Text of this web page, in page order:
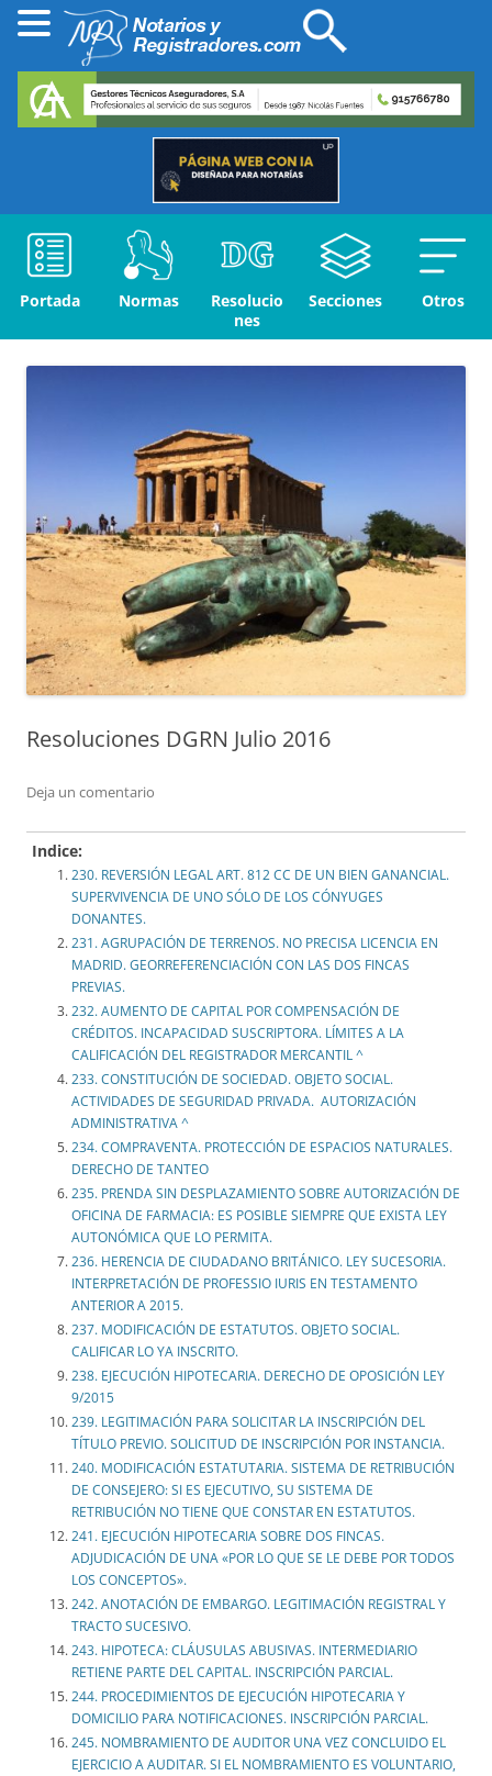
Portada Normas
Resolucio
nes
Secciones Otros
Resoluciones DGRN Julio 2016
Deja un comentario
Indice:
230. REVERSIÓN LEGAL ART. 812 CC DE UN BIEN GANANCIAL.
SUPERVIVENCIA DE UNO SÓLO DE LOS CÓNYUGES
DONANTES.
231. AGRUPACIÓN DE TERRENOS. NO PRECISA LICENCIA EN
MADRID. GEORREFERENCIACIÓN CON LAS DOS FINCAS
PREVIAS.
232. AUMENTO DE CAPITAL POR COMPENSACIÓN DE
CRÉDITOS. INCAPACIDAD SUSCRIPTORA. LÍMITES A LA
CALIFICACIÓN DEL REGISTRADOR MERCANTIL ^
233. CONSTITUCIÓN DE SOCIEDAD. OBJETO SOCIAL.
ACTIVIDADES DE SEGURIDAD PRIVADA. AUTORIZACIÓN
ADMINISTRATIVA ^
234. COMPRAVENTA. PROTECCIÓN DE ESPACIOS NATURALES.
DERECHO DE TANTEO
235. PRENDA SIN DESPLAZAMIENTO SOBRE AUTORIZACIÓN DE
OFICINA DE FARMACIA: ES POSIBLE SIEMPRE QUE EXISTA LEY
AUTONÓMICA QUE LO PERMITA.
236. HERENCIA DE CIUDADANO BRITÁNICO. LEY SUCESORIA.
INTERPRETACIÓN DE PROFESSIO IURIS EN TESTAMENTO
ANTERIOR A 2015.
237. MODIFICACIÓN DE ESTATUTOS. OBJETO SOCIAL.
CALIFICAR LO YA INSCRITO.
238. EJECUCIÓN HIPOTECARIA. DERECHO DE OPOSICIÓN LEY
9/2015
239. LEGITIMACIÓN PARA SOLICITAR LA INSCRIPCIÓN DEL
TÍTULO PREVIO. SOLICITUD DE INSCRIPCIÓN POR INSTANCIA.
240. MODIFICACIÓN ESTATUTARIA. SISTEMA DE RETRIBUCIÓN
DE CONSEJERO: SI ES EJECUTIVO, SU SISTEMA DE
RETRIBUCIÓN NO TIENE QUE CONSTAR EN ESTATUTOS.
241. EJECUCIÓN HIPOTECARIA SOBRE DOS FINCAS.
ADJUDICACIÓN DE UNA «POR LO QUE SE LE DEBE POR TODOS
LOS CONCEPTOS».
242. ANOTACIÓN DE EMBARGO. LEGITIMACIÓN REGISTRAL Y
TRACTO SUCESIVO.
243. HIPOTECA: CLÁUSULAS ABUSIVAS. INTERMEDIARIO
RETIENE PARTE DEL CAPITAL. INSCRIPCIÓN PARCIAL.
244. PROCEDIMIENTOS DE EJECUCIÓN HIPOTECARIA Y
DOMICILIO PARA NOTIFICACIONES. INSCRIPCIÓN PARCIAL.
245. NOMBRAMIENTO DE AUDITOR UNA VEZ CONCLUIDO EL
EJERCICIO A AUDITAR. SI EL NOMBRAMIENTO ES VOLUNTARIO,